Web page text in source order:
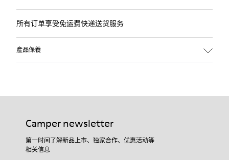
所有订单享受免运费快递送货服务
產品保養
Camper newsletter
第一时间了解新品上市、独家合作、优惠活动等
相关信息